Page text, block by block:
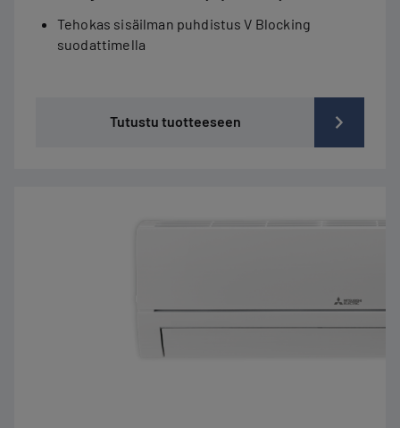
Tehokas sisäilman puhdistus V Blocking
suodattimella
Tutustu tuotteeseen